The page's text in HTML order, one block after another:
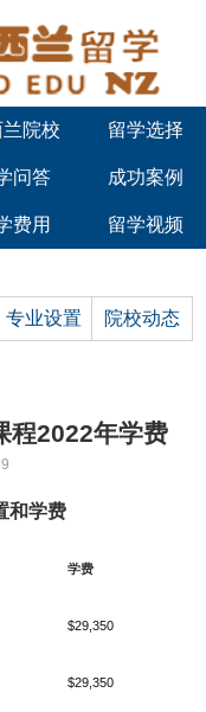
兰院校 留学选择
问答 成功案例
费用 留学视频
专业设置 院校动态
程2022年学费
和学费
学费
$29,350
$29,350